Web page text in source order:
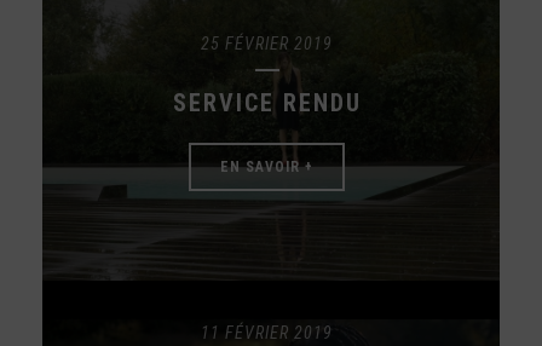
25 FÉVRIER 2019
SERVICE RENDU
EN SAVOIR +
11 FÉVRIER 2019